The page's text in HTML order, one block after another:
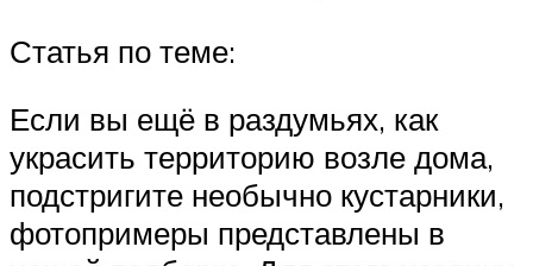
Статья по теме:
Если вы ещё в раздумьях, как
украсить территорию возле дома,
подстригите необычно кустарники,
фотопримеры представлены в